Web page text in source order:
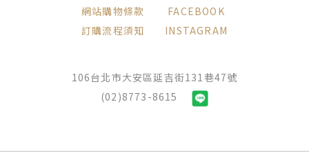
網站購物條款
訂購流程須知
FACEBOOK
INSTAGRAM
106台北市大安區延吉街131巷47號
(02)8773-8615